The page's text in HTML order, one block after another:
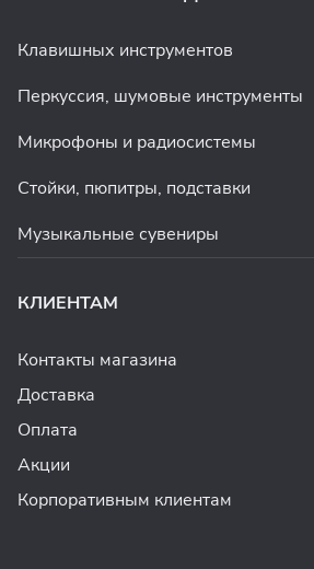
Клавишных инструментов
Перкуссия, шумовые инструменты
Микрофоны и радиосистемы
Стойки, пюпитры, подставки
Музыкальные сувениры
КЛИЕНТАМ
Контакты магазина
Доставка
Оплата
Акции
Корпоративным клиентам